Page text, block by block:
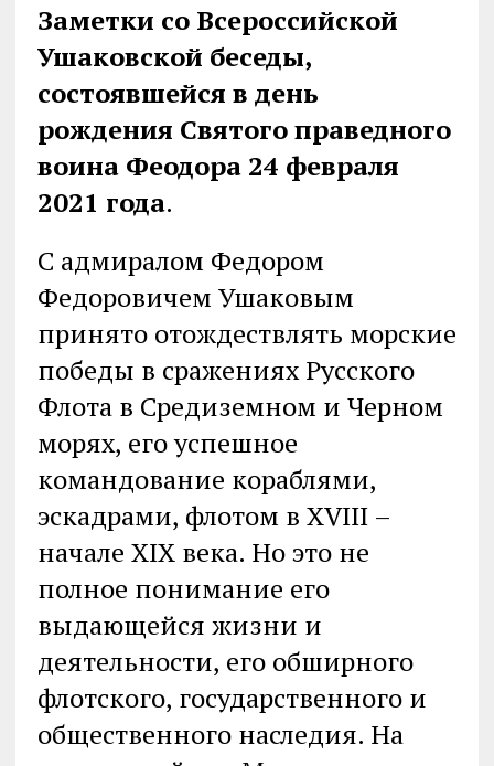
Заметки со Всероссийской
Ушаковской беседы,
состоявшейся в день
рождения Святого праведного
воина Феодора 24 февраля
2021 года.
С адмиралом Федором
Федоровичем Ушаковым
принято отождествлять морские
победы в сражениях Русского
Флота в Средиземном и Черном
морях, его успешное
командование кораблями,
эскадрами, флотом в XVIII –
начале XIX века. Но это не
полное понимание его
выдающейся жизни и
деятельности, его обширного
флотского, государственного и
общественного наследия. На